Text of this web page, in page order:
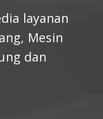
layanan
Mesin
dan